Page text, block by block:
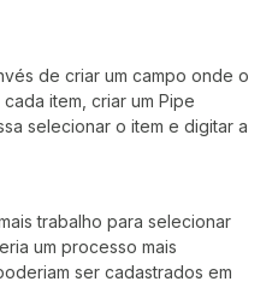
de criar um campo onde o
item, criar um Pipe
selecionar o item e digitar a
trabalho para selecionar
um processo mais
ser cadastrados em